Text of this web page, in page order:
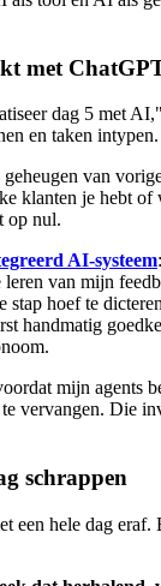
met
dag 5 met
en taken
geheugen van
klanten je hebt of
op nul.
AI-systeem
van mijn
stap hoef te
handmatig
mijn agents
vervangen. Die
schrappen
een hele dag eraf.